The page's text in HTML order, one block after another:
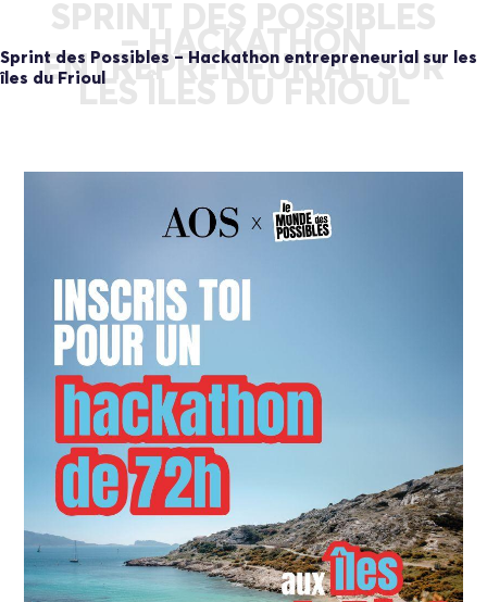
SPRINT DES POSSIBLES
– HACKATHON
ENTREPRENEURIAL SUR
LES ÎLES DU FRIOUL
Sprint des Possibles – Hackathon entrepreneurial sur les
îles du Frioul